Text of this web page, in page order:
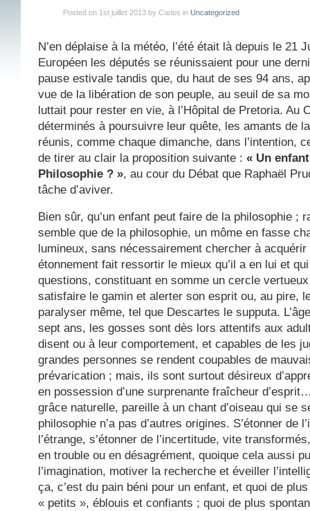
Posted on 1st juillet 2013 by Carlos in Uncategorized
N’en déplaise à la météo, l’été était là depuis le 21
Européen les députés se réunissaient pour une
pause estivale tandis que, du haut de ses 94 ans,
vue de la libération de son peuple, au seuil de sa
luttait pour rester en vie, à l’Hôpital de Pretoria. Au
déterminés à poursuivre leur quête, les amants de
réunis, comme chaque dimanche, dans l’intention,
de tirer au clair la proposition suivante : « Un
Philosophie ? », au cour du Débat que Raphaël
tâche d’aviver.
Bien sûr, qu’un enfant peut faire de la philosophie ;
semble que de la philosophie, un môme en fasse
lumineux, sans nécessairement chercher à
étonnement fait ressortir le mieux qu’il a en lui et
questions, constituant en somme un cercle
satisfaire le gamin et alerter son esprit ou, au pire,
paralyser même, tel que Descartes le supputa.
sept ans, les gosses sont dès lors attentifs aux
disent ou à leur comportement, et capables de les
grandes personnes se rendent coupables de
prévarication ; mais, ils sont surtout désireux
en possession d’une surprenante fraîcheur
grâce naturelle, pareille à un chant d’oiseau qui se
philosophie n’a pas d’autres origines. S’étonner de
l’étrange, s’étonner de l’incertitude, vite
en trouble ou en désagrément, quoique cela aussi
l’imagination, motiver la recherche et éveiller
ça, c’est du pain béni pour un enfant, et quoi de
« petits », éblouis et confiants ; quoi de plus